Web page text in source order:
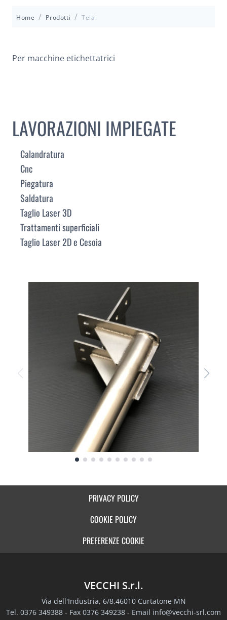
Home / Prodotti / Telai
Per macchine etichettatrici
LAVORAZIONI IMPIEGATE
Calandratura
Cnc
Piegatura
Saldatura
Taglio Laser 3D
Trattamenti superficiali
Taglio Laser 2D e Cesoia
PRIVACY POLICY
COOKIE POLICY
PREFERENZE COOKIE
VECCHI S.r.l.
Via dell'Industria, 6/8,46010 Curtatone MN
Tel. 0376 349388 - Fax 0376 349238 - Email info@vecchi-srl.com